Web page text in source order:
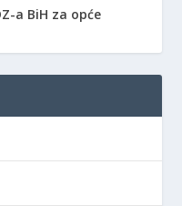
a BiH za opće